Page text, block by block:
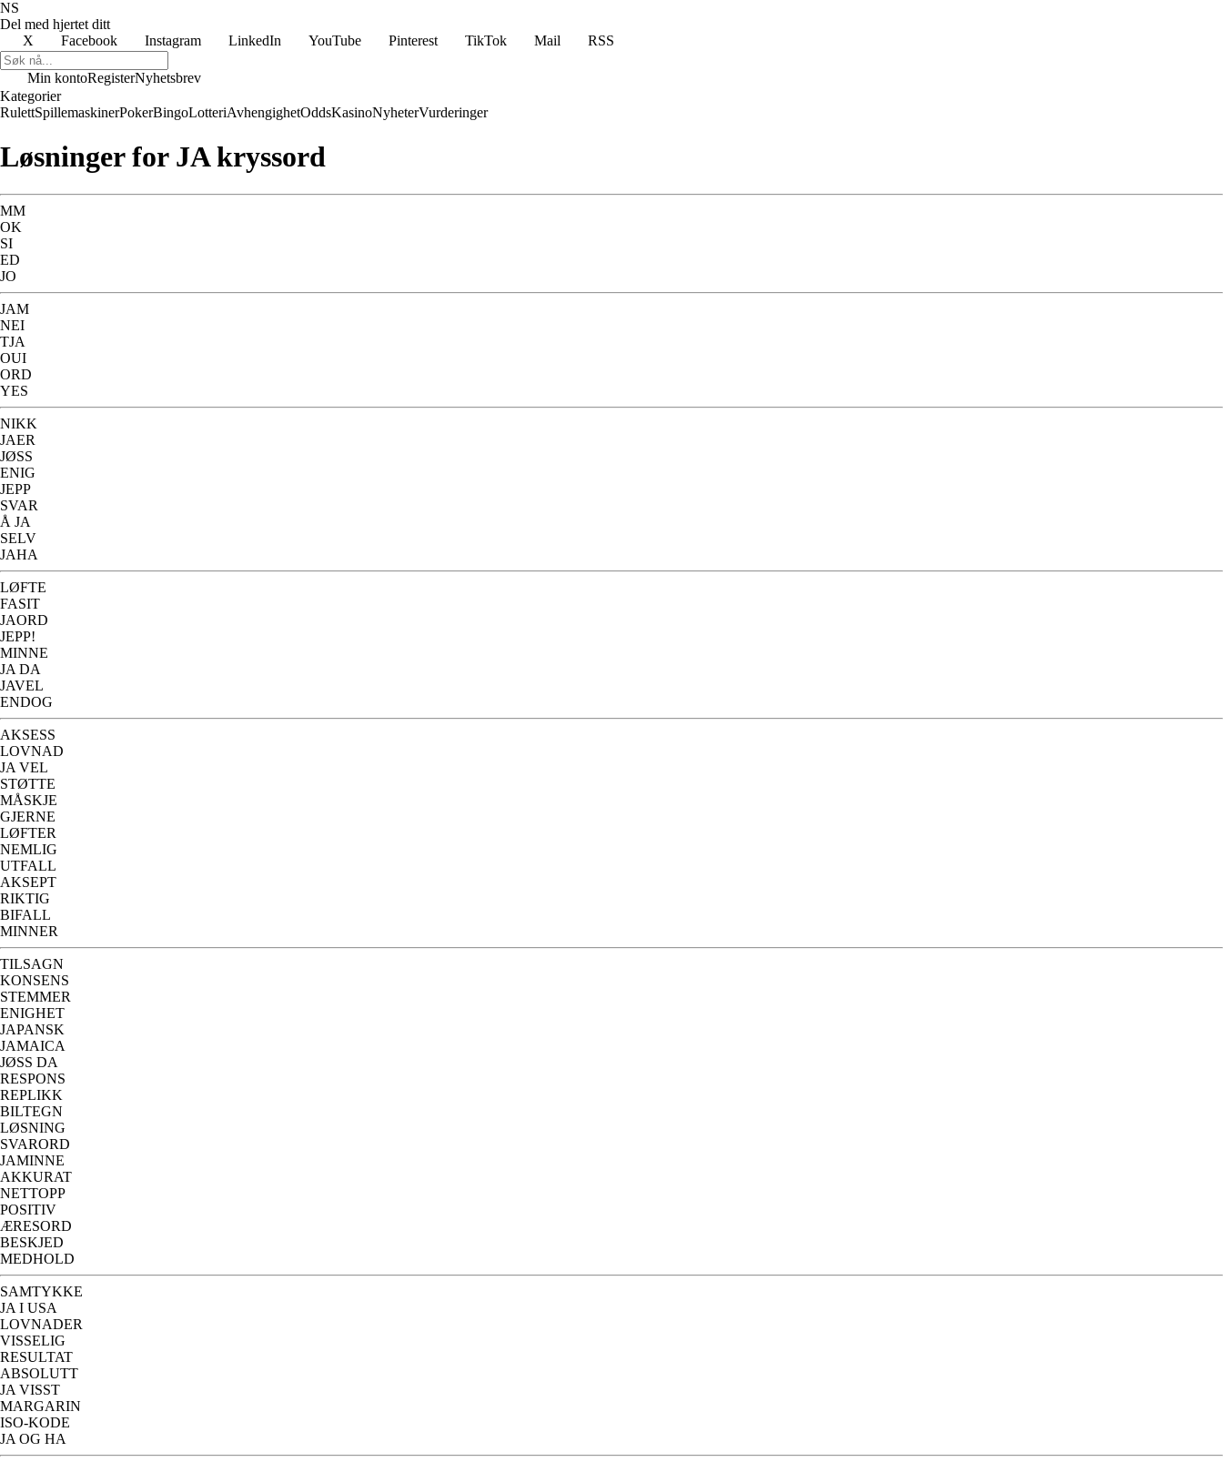
NS
Del med hjertet ditt
X
Facebook Instagram LinkedIn YouTube Pinterest TikTok Mail RSS
Min kontoRegisterNyhetsbrev
Kategorier
RulettSpillemaskinerPokerBingoLotteriAvhengighetOddsKasinoNyheterVurderinger
Løsninger for JA kryssord
MM
OK
SI
ED
JO
JAM
NEI
TJA
OUI
ORD
YES
NIKK
JAER
JØSS
ENIG
JEPP
SVAR
Å JA
SELV
JAHA
LØFTE
FASIT
JAORD
JEPP!
MINNE
JA DA
JAVEL
ENDOG
AKSESS
LOVNAD
JA VEL
STØTTE
MÅSKJE
GJERNE
LØFTER
NEMLIG
UTFALL
AKSEPT
RIKTIG
BIFALL
MINNER
TILSAGN
KONSENS
STEMMER
ENIGHET
JAPANSK
JAMAICA
JØSS DA
RESPONS
REPLIKK
BILTEGN
LØSNING
SVARORD
JAMINNE
AKKURAT
NETTOPP
POSITIV
ÆRESORD
BESKJED
MEDHOLD
SAMTYKKE
JA I USA
LOVNADER
VISSELIG
RESULTAT
ABSOLUTT
JA VISST
MARGARIN
ISO-KODE
JA OG HA